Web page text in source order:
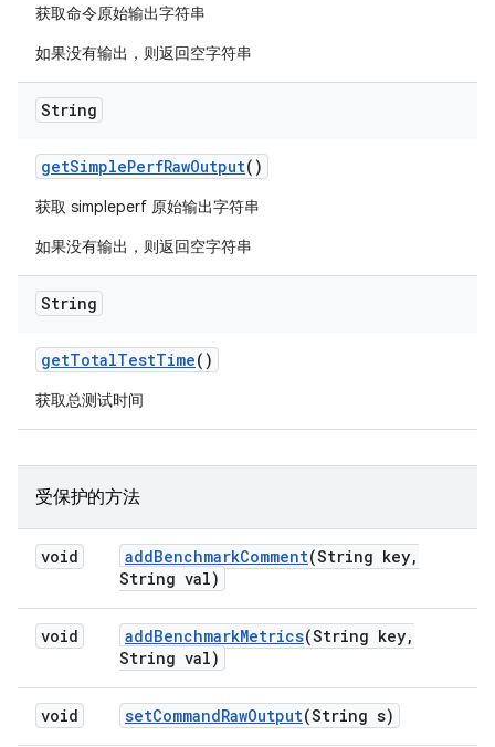
获取命令原始输出字符串
如果没有输出，则返回空字符串
String
getSimplePerfRawOutput()
获取 simpleperf 原始输出字符串
如果没有输出，则返回空字符串
String
getTotalTestTime()
获取总测试时间
受保护的方法
void addBenchmarkComment(String key,
String val)
void addBenchmarkMetrics(String key,
String val)
void setCommandRawOutput(String s)